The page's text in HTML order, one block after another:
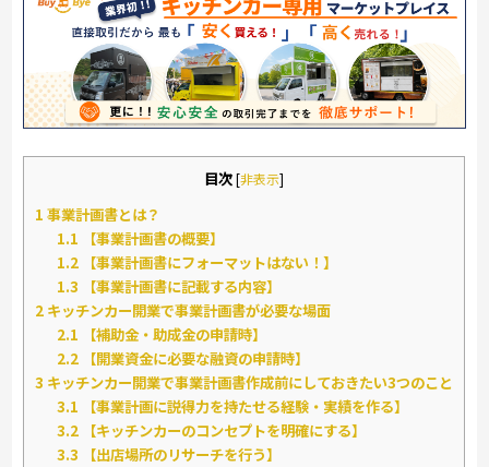
目次[非表示]
1 事業計画書とは？
1.1 【事業計画書の概要】
1.2 【事業計画書にフォーマットはない！】
1.3 【事業計画書に記載する内容】
2 キッチンカー開業で事業計画書が必要な場面
2.1 【補助金・助成金の申請時】
2.2 【開業資金に必要な融資の申請時】
3 キッチンカー開業で事業計画書作成前にしておきたい3つのこと
3.1 【事業計画に説得力を持たせる経験・実績を作る】
3.2 【キッチンカーのコンセプトを明確にする】
3.3 【出店場所のリサーチを行う】